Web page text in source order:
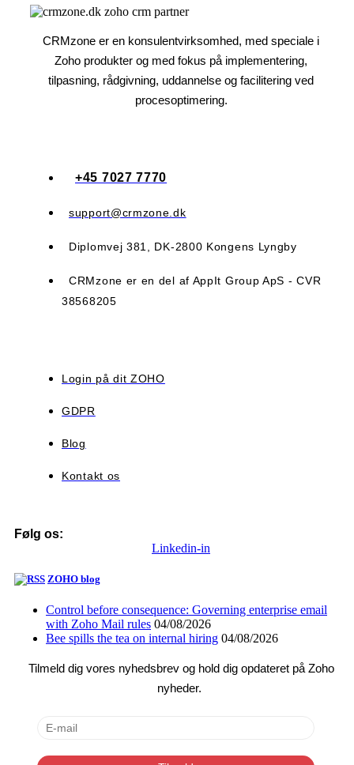
CRMzone er en konsulentvirksomhed, med speciale i
Zoho produkter og med fokus på implementering,
tilpasning, rådgivning, uddannelse og facilitering ved
procesoptimering.​​
+45 7027 7770
support@crmzone.dk
Diplomvej 381, DK-2800 Kongens Lyngby
CRMzone er en del af AppIt Group ApS - CVR
38568205
Login på dit ZOHO
GDPR
Blog
Kontakt os
Følg os:
Linkedin-in
ZOHO blog
Control before consequence: Governing enterprise email
with Zoho Mail rules 04/08/2026
Bee spills the tea on internal hiring 04/08/2026
Tilmeld dig vores nyhedsbrev og hold dig opdateret på Zoho
nyheder.